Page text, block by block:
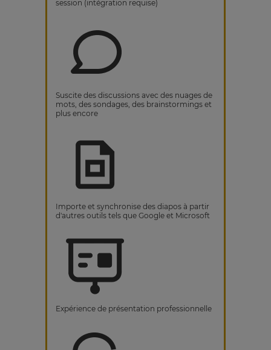
session (intégration requise)
Suscite des discussions avec des nuages de
mots, des sondages, des brainstormings et
plus encore
Importe et synchronise des diapos à partir
d'autres outils tels que Google et Microsoft
Expérience de présentation professionnelle